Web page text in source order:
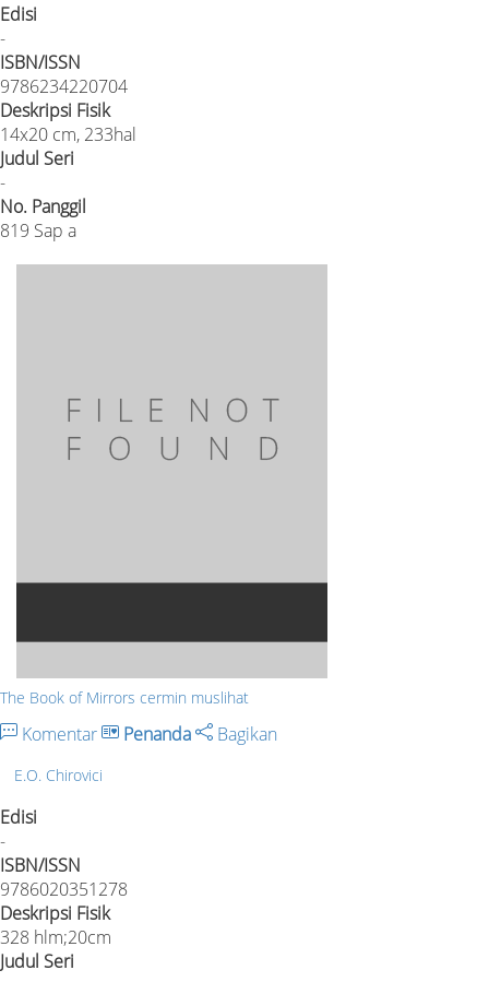
Edisi
-
ISBN/ISSN
9786234220704
Deskripsi Fisik
14x20 cm, 233hal
Judul Seri
-
No. Panggil
819 Sap a
The Book of Mirrors cermin muslihat
Komentar Penanda Bagikan
E.O. Chirovici
Edisi
-
ISBN/ISSN
9786020351278
Deskripsi Fisik
328 hlm;20cm
Judul Seri